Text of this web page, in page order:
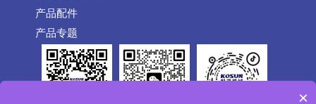
产品配件
产品专题
×